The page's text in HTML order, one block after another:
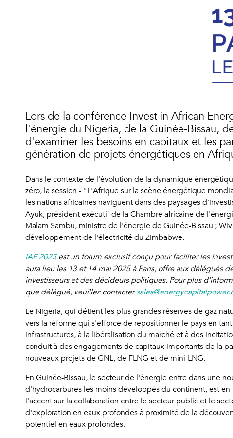
Lors de la conférence Invest in African
l'énergie du Nigeria, de la Guinée-Bissau,
d'examiner les besoins en capitaux et les
génération de projets énergétiques en
Dans le contexte de l'évolution de la dynamique
zéro, la session - "L'Afrique sur la scène énergétique
les nations africaines naviguent dans des paysages
Ayuk, président exécutif de la Chambre africaine de
Malam Sambu, ministre de l'énergie de Guinée-Bissau ;
développement de l'électricité du Zimbabwe.
IAE 2025est un forum exclusif conçu pour faciliter les
aura lieu les 13 et 14 mai 2025 à Paris, offre aux délégués
investisseurs et des décideurs politiques. Pour plus
que délégué, veuillez contacter
Le Nigeria, qui détient les plus grandes réserves de gaz
vers la réforme qui s'efforce de repositionner le pays en
infrastructures, à la libéralisation du marché et à des
conduit à des engagements de capitaux importants de la
nouveaux projets de GNL, de FLNG et de mini-LNG.
En Guinée-Bissau, le secteur de l'énergie entre dans une
d'hydrocarbures les moins développés du continent, est
l'accent sur la collaboration entre le secteur public et le
d'exploration en eaux profondes à proximité de la
potentiel en eaux profondes.